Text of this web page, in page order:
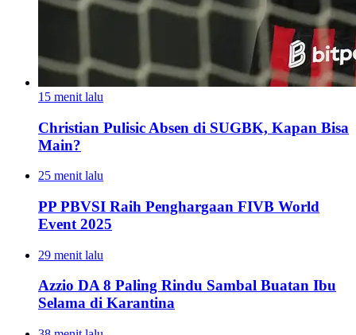
15 menit lalu
Christian Pulisic Absen di SUGBK, Kapan Bisa
Main?
25 menit lalu
PP PBVSI Raih Penghargaan FIVB World
Event 2025
29 menit lalu
Azzio DA 8 Paling Rindu Sambal Buatan Ibu
Selama di Karantina